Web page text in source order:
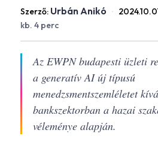
Szerző: Urbán Anikó ·
kb. 4 perc
Az EWPN budapesti üzleti
a generatív AI új típusú
menedzsmentszemléletet
bankszektorban a hazai
véleménye alapján.